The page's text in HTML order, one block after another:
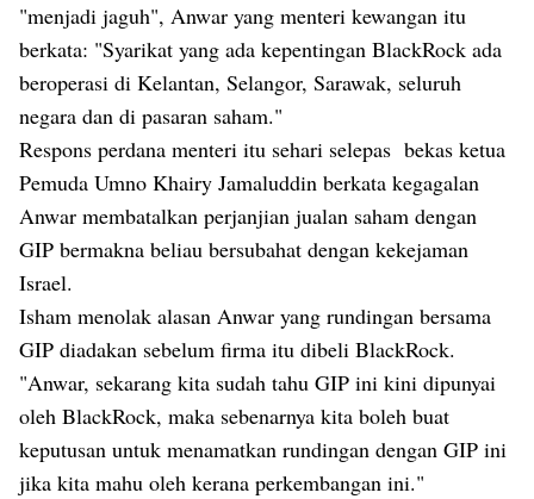
"menjadi jaguh", Anwar yang menteri kewangan itu
berkata: "Syarikat yang ada kepentingan BlackRock ada
beroperasi di Kelantan, Selangor, Sarawak, seluruh
negara dan di pasaran saham."
Respons perdana menteri itu sehari selepas bekas ketua
Pemuda Umno Khairy Jamaluddin berkata kegagalan
Anwar membatalkan perjanjian jualan saham dengan
GIP bermakna beliau bersubahat dengan kekejaman
Israel.
Isham menolak alasan Anwar yang rundingan bersama
GIP diadakan sebelum firma itu dibeli BlackRock.
"Anwar, sekarang kita sudah tahu GIP ini kini dipunyai
oleh BlackRock, maka sebenarnya kita boleh buat
keputusan untuk menamatkan rundingan dengan GIP ini
jika kita mahu oleh kerana perkembangan ini."